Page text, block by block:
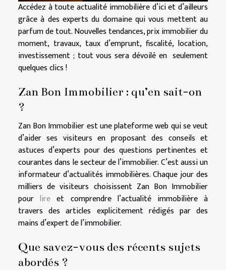
Accédez à toute actualité immobilière d’ici et d’ailleurs
grâce à des experts du domaine qui vous mettent au
parfum de tout. Nouvelles tendances, prix immobilier du
moment, travaux, taux d’emprunt, fiscalité, location,
investissement ; tout vous sera dévoilé en seulement
quelques clics !
Zan Bon Immobilier : qu’en sait-on
?
Zan Bon Immobilier est une plateforme web qui se veut
d’aider ses visiteurs en proposant des conseils et
astuces d’experts pour des questions pertinentes et
courantes dans le secteur de l’immobilier. C’est aussi un
informateur d’actualités immobilières. Chaque jour des
milliers de visiteurs choisissent Zan Bon Immobilier
pourlire et comprendre l’actualité immobilière à
travers des articles explicitement rédigés par des
mains d’expert de l’immobilier.
Que savez-vous des récents sujets
abordés ?